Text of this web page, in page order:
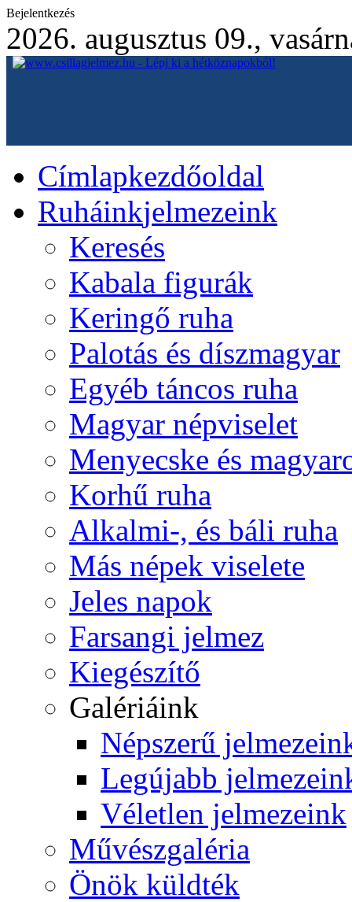
Bejelentkezés
2026. augusztus 09.,
Címlapkezdőoldal
Ruháinkjelmezeink
Keresés
Kabala figurák
Keringő ruha
Palotás és díszmagyar
Egyéb táncos ruha
Magyar népviselet
Menyecske és
Korhű ruha
Alkalmi-, és báli ruha
Más népek viselete
Jeles napok
Farsangi jelmez
Kiegészítő
Galériáink
Népszerű
Legújabb
Véletlen jelmezeink
Művészgaléria
Önök küldték